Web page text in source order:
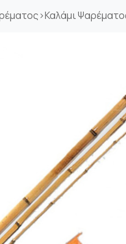
>Καλάμι